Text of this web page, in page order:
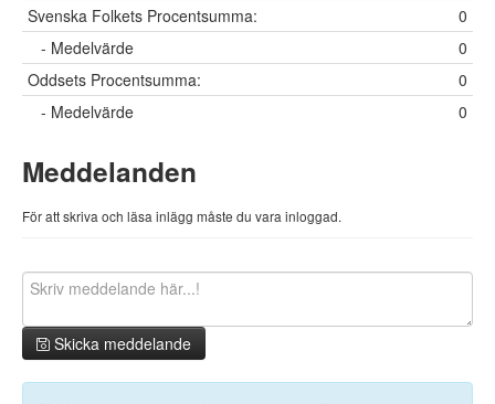
Svenska Folkets Procentsumma:
0
- Medelvärde
0
Oddsets Procentsumma:
0
- Medelvärde
0
Meddelanden
För att skriva och läsa inlägg måste du vara inloggad.
Skicka meddelande